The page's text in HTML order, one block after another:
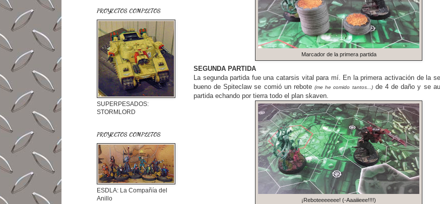
Marcador de la primera partida
SEGUNDA PARTIDA
La segunda partida fue una catarsis vital para mí. En la primera activación de la
bueno de Spiteclaw se comió un rebote(me he comido tantos...)de 4 de daño y se
partida echando por tierra todo el plan skaven.
¡Reboteeeeeee! (-Aaaiiieee!!!!)
PROYECTOS COMPLETOS
SUPERPESADOS:
STORMLORD
PROYECTOS COMPLETOS
ESDLA: La Compañía del
Anillo